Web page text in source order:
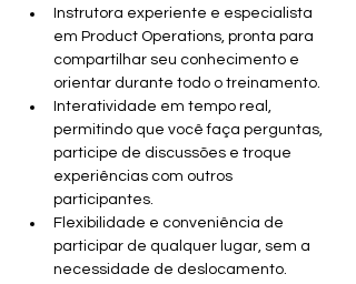
Instrutora experiente e especialista
em Product Operations, pronta para
compartilhar seu conhecimento e
orientar durante todo o treinamento.
Interatividade em tempo real,
permitindo que você faça perguntas,
participe de discussões e troque
experiências com outros
participantes.
Flexibilidade e conveniência de
participar de qualquer lugar, sem a
necessidade de deslocamento.